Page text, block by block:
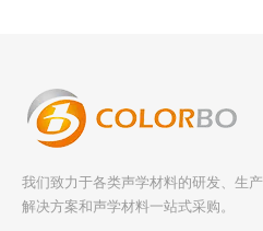
我们致力于各类声学材料的研发、生
解决方案和声学材料一站式采购。